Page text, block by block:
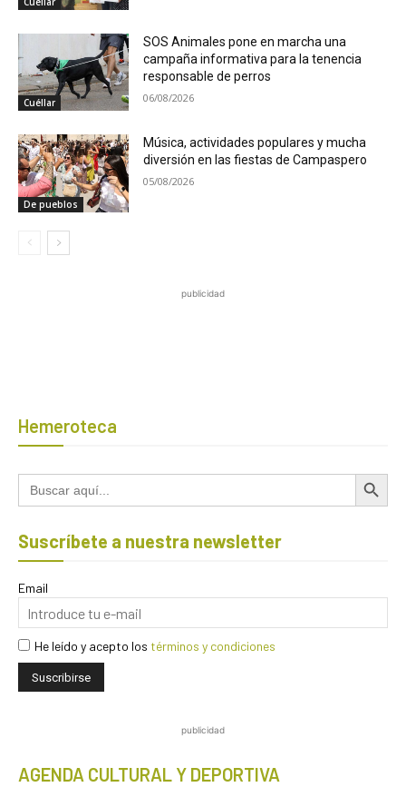
Cuéllar
SOS Animales pone en marcha una
campaña informativa para la tenencia
responsable de perros
06/08/2026
De pueblos
Música, actividades populares y mucha
diversión en las fiestas de Campaspero
05/08/2026
publicidad
Hemeroteca
Buscar: Botón de
Suscríbete a nuestra newsletter
Email
He leído y acepto los términos y condiciones
publicidad
AGENDA CULTURAL Y DEPORTIVA